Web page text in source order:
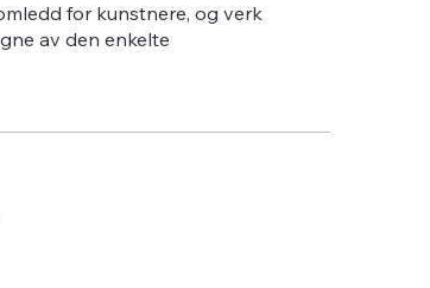
for kunstnere, og verk
av den enkelte